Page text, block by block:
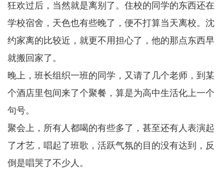
狂欢过后，当然就是离别了。住校的同学的东西还在
学校宿舍，天色也有些晚了，便不打算当天离校。沈
约家离的比较近，就更不用担心了，他的那点东西早
就搬回家了。
晚上，班长组织一班的同学，又请了几个老师，到某
个酒店里包间来了个聚餐，算是为高中生活化上一个
句号。
聚会上，所有人都喝的有些多了，甚至还有人表演起
了才艺，唱起了班歌，活跃气氛的目的没有达到，反
倒是唱哭了不少人。